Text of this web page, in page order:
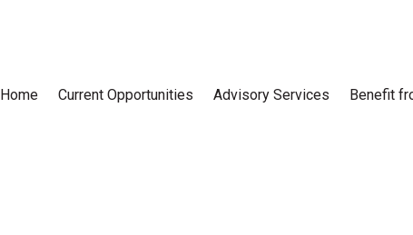
Home Current Opportunities Advisory Services Benefit